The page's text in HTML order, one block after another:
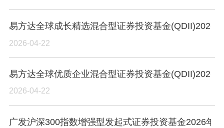
易方达全球成长精选混合型证券投资基金(QDII)2026
2026-04-22
易方达全球优质企业混合型证券投资基金(QDII)2026
2026-04-22
广发沪深300指数增强型发起式证券投资基金2026年